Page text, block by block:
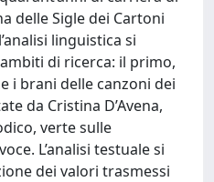
delle Sigle dei Cartoni
linguistica si
di ricerca: il primo,
i brani delle canzoni dei
da Cristina D’Avena,
verte sulle
L’analisi testuale si
dei valori trasmessi